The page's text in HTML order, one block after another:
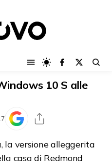
10 S alle
la versione alleggerita
casa di Redmond